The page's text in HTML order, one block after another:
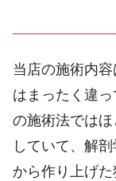
当店の施術内
はまったく違
の施術法では
していて、解
から作り上げ